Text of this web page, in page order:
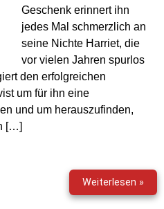
Geschenk erinnert ihn
jedes Mal schmerzlich an
seine Nichte Harriet, die
vor vielen Jahren spurlos
den erfolgreichen
um für ihn eine
und um herauszufinden,
[…]
Weiterlesen »